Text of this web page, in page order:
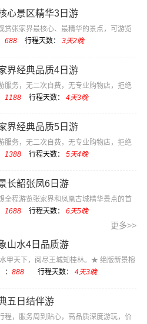
心景区精华3日游
赏张家界最核心、最精华的景点，可游览
达》···
688 行程天数： 3天2晚
界经典品质4日游
服务，无二次自费，无专业购物店，拒绝
1188 行程天数： 4天3晚
界经典品质5日游
服务，无二次自费，无专业购物店，拒绝
1388 行程天数： 5天4晚
长韶张凤6日游
全程游览张家界和凤凰古城精华景点的首
长···
1688 行程天数： 6天5晚
更多>>
山水4日品质游
甲天下，阅尽王城知桂林。★ 绝版新景榕
着···888 行程天数： 4天3晚
五日结伴游
程，服务周到贴心，高品质深度游玩，价